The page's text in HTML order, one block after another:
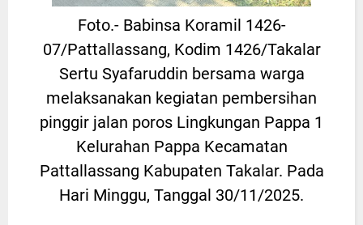
Foto.- Babinsa Koramil 1426-
07/Pattallassang, Kodim 1426/Takalar
Sertu Syafaruddin bersama warga
melaksanakan kegiatan pembersihan
pinggir jalan poros Lingkungan Pappa 1
Kelurahan Pappa Kecamatan
Pattallassang Kabupaten Takalar. Pada
Hari Minggu, Tanggal 30/11/2025.